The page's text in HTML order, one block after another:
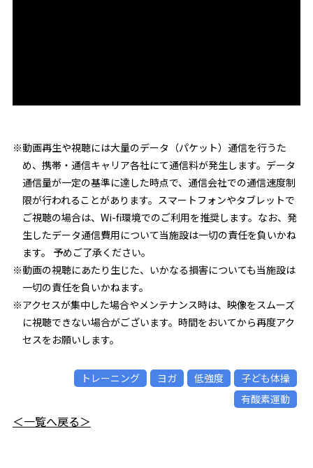
※動画再生や視聴には大量のデータ（パケット）通信を行うた
め、携帯・通信キャリア各社にて通信料が発生します。データ
通信量が一定の基準に達した時点で、通信会社での通信速度制
限が行われることがあります。スマートフォンやタブレットで
ご視聴の場合は、Wi-fi環境でのご利用を推奨します。なお、発
生したデータ通信費用について当施設は一切の責任を負いかね
ます。 予めご了承ください。
※動画の視聴にあたり生じた、いかなる損害についても当施設は
一切の責任を負いかねます。
※アクセスが集中した場合やメンテナンス時は、映像をスムーズ
に視聴できない場合がございます。時間をおいてから再度アク
セスをお願いします。
トレーニング ヨガ 低強度
子ども体操
有酸素運動
＜一覧へ戻る＞